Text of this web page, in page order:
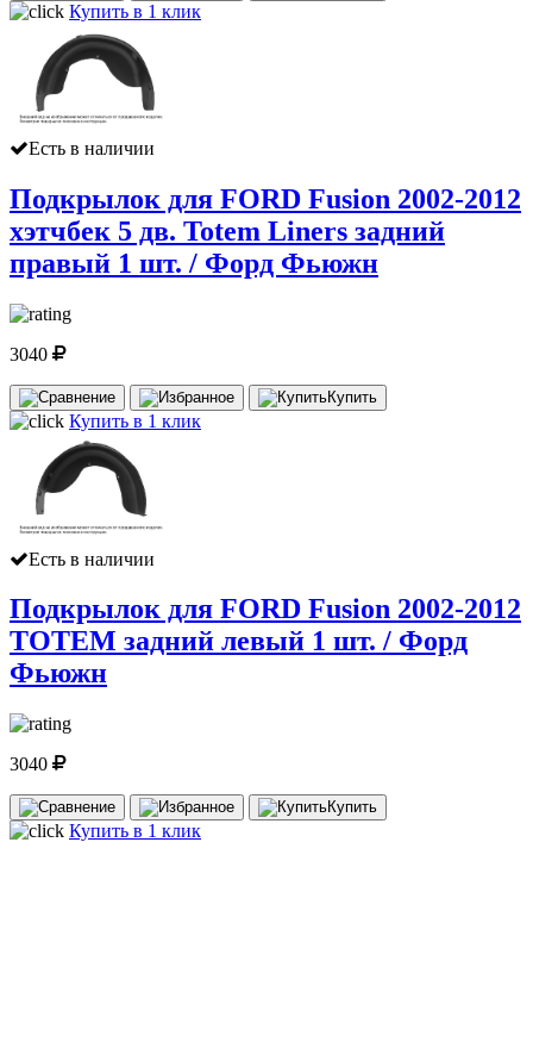
Купить в 1 клик
Есть в наличии
Подкрылок для FORD Fusion 2002-2012
хэтчбек 5 дв. Totem Liners задний
правый 1 шт. / Форд Фьюжн
3040
Купить
Купить в 1 клик
Есть в наличии
Подкрылок для FORD Fusion 2002-2012
TOTEM задний левый 1 шт. / Форд
Фьюжн
3040
Купить
Купить в 1 клик